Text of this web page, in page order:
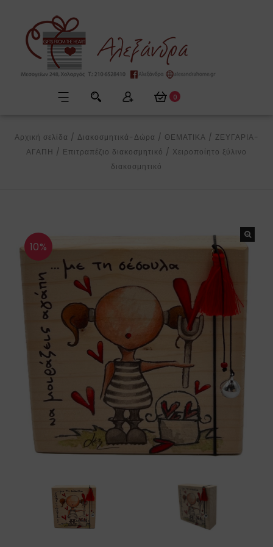
0
Αρχική σελίδα / Διακοσμητικά-Δώρα / ΘΕΜΑΤΙΚΑ / ΖΕΥΓΑΡΙΑ-
ΑΓΑΠΗ / Επιτραπέζιο διακοσμητικό / Χειροποίητο ξύλινο
διακοσμητικό
10%